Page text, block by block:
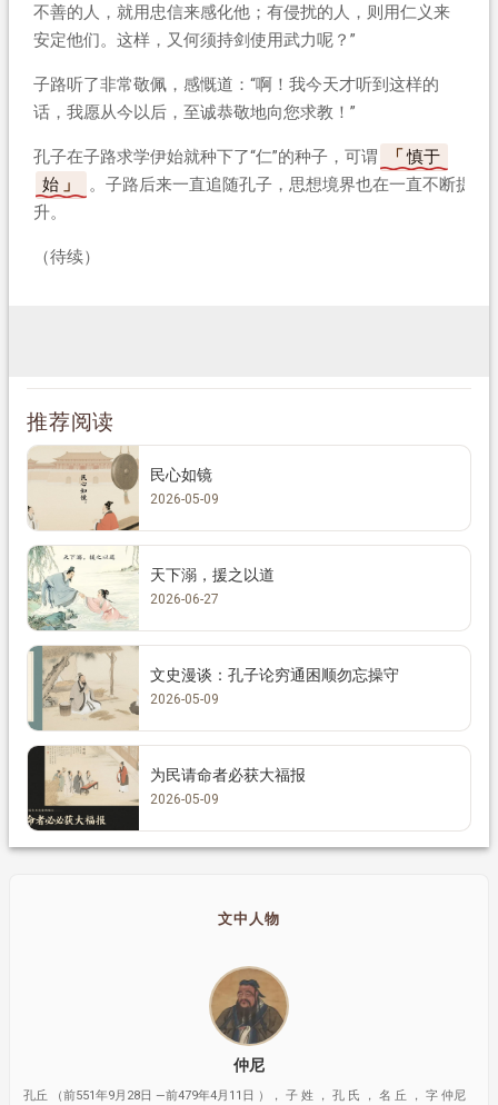
不善的人，就用忠信来感化他；有侵扰的人，则用仁义来
安定他们。这样，又何须持剑使用武力呢？”
子路听了非常敬佩，感慨道：“啊！我今天才听到这样的
话，我愿从今以后，至诚恭敬地向您求教！”
孔子在子路求学伊始就种下了“仁”的种子，可谓
慎于
始
。子路后来一直追随孔子，思想境界也在一直不断提
升。
（待续）
推荐阅读
民心如镜
2026-05-09
天下溺，援之以道
2026-06-27
文史漫谈：孔子论穷通困顺勿忘操守
2026-05-09
为民请命者必获大福报
2026-05-09
文中人物
仲尼
孔丘 （前551年9月28日 —前479年4月11日 ）， 子 姓 ， 孔 氏 ， 名 丘 ， 字 仲尼